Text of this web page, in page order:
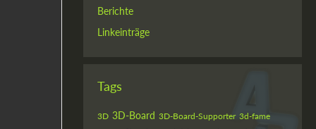
Berichte
Linkeinträge
Tags
3D 3D-Board 3D-Board-Supporter 3d-fame